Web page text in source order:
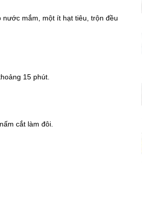
mắm, một ít hạt tiêu, trộn đều
15 phút.
cắt làm đôi.